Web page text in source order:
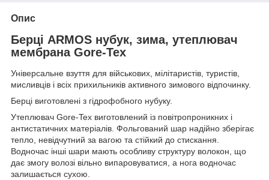
Опис
Берці ARMOS нубук, зима, утеплювач
мембрана Gore-Tex
Універсальне взуття для військових, мілітаристів, туристів,
мисливців і всіх прихильників активного зимового відпочинку.
Берці виготовлені з гідрофобного нубуку.
Утеплювач Gore-Tex виготовлений із повітропроникних і
антистатичних матеріалів. Фольгований шар надійно зберігає
тепло, невідчутний за вагою та стійкий до стискання.
Водночас інші шари мають особливу структуру волокон, що
дає змогу волозі вільно випаровуватися, а нога водночас
залишається сухою.